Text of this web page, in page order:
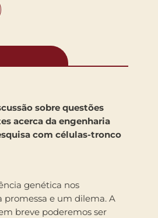
sobre questões
acerca da engenharia
com células-tronco
genética nos
e um dilema. A
breve poderemos ser